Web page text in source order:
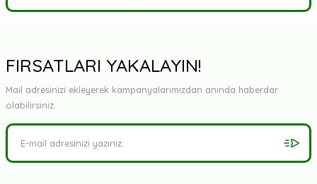
Bu ürüne ilk yorumu siz yapın!
FIRSATLARI YAKALAYIN!
Mail adresinizi ekleyerek kampanyalarımızdan anında haberdar
olabilirsiniz.